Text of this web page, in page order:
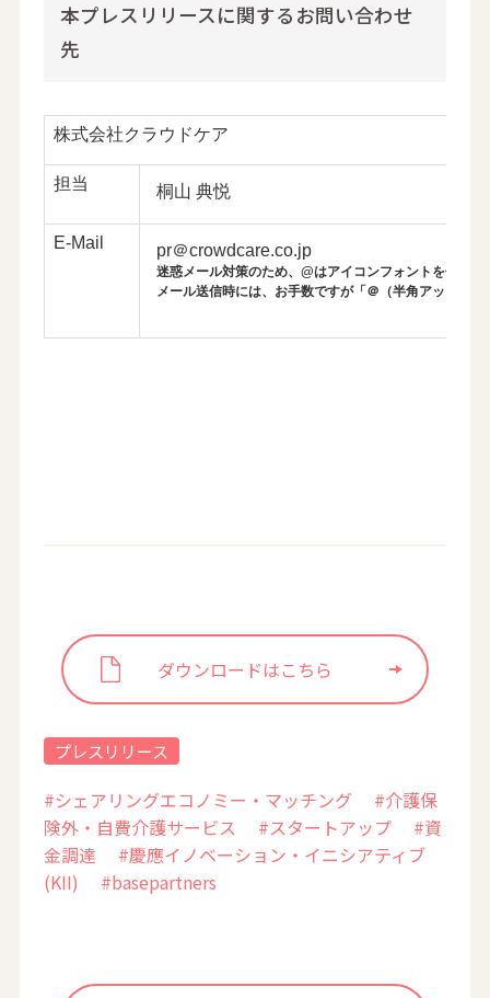
本プレスリリースに関するお問い合わせ
先
株式会社クラウドケア
担当 桐山 典悦
E-Mail pr＠crowdcare.co.jp
迷惑メール対策のため、@はアイコンフォントを使用し
メール送信時には、お手数ですが「＠（半角アットマ
ダウンロードはこちら
プレスリリース
#シェアリングエコノミー・マッチング
#介護保
険外・自費介護サービス
#スタートアップ
#資
金調達
#慶應イノベーション・イニシアティブ
(KII)
#basepartners